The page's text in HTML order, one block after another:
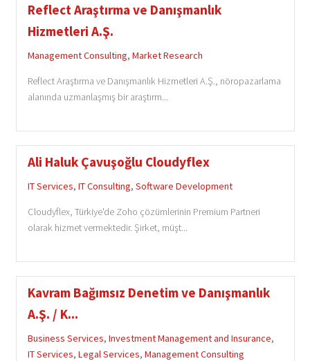
Reflect Araştırma ve Danışmanlık
Hizmetleri A.Ş.
Management Consulting, Market Research
Reflect Araştırma ve Danışmanlık Hizmetleri A.Ş., nöropazarlama
alanında uzmanlaşmış bir araştırm...
Ali Haluk Çavuşoğlu Cloudyflex
IT Services, IT Consulting, Software Development
Cloudyflex, Türkiye'de Zoho çözümlerinin Premium Partneri
olarak hizmet vermektedir. Şirket, müşt...
Kavram Bağımsız Denetim ve Danışmanlık
A.Ş. / K...
Business Services, Investment Management and Insurance,
IT Services, Legal Services, Management Consulting